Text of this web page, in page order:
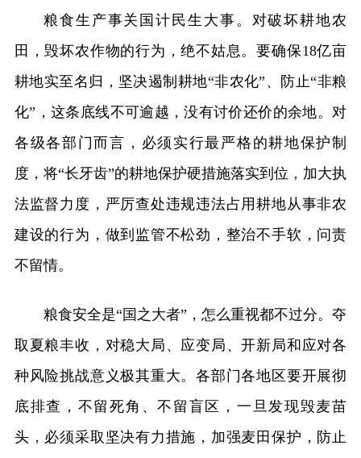
粮食生产事关国计民生大事。对破坏耕地农
田，毁坏农作物的行为，绝不姑息。要确保18亿亩
耕地实至名归，坚决遏制耕地“非农化”、防止“非粮
化”，这条底线不可逾越，没有讨价还价的余地。对
各级各部门而言，必须实行最严格的耕地保护制
度，将“长牙齿”的耕地保护硬措施落实到位，加大执
法监督力度，严厉查处违规违法占用耕地从事非农
建设的行为，做到监管不松劲，整治不手软，问责
不留情。
粮食安全是“国之大者”，怎么重视都不过分。夺
取夏粮丰收，对稳大局、应变局、开新局和应对各
种风险挑战意义极其重大。各部门各地区要开展彻
底排查，不留死角、不留盲区，一旦发现毁麦苗
头，必须采取坚决有力措施，加强麦田保护，防止